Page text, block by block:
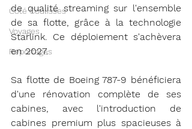
Coté Coulisses
Voyages
Reportages
de qualité streaming sur l'ensemble
de sa flotte, grâce à la technologie
Starlink. Ce déploiement s'achèvera
en 2027.
Sa flotte de Boeing 787-9 bénéficiera
d'une rénovation complète de ses
cabines, avec l'introduction de
cabines premium plus spacieuses à